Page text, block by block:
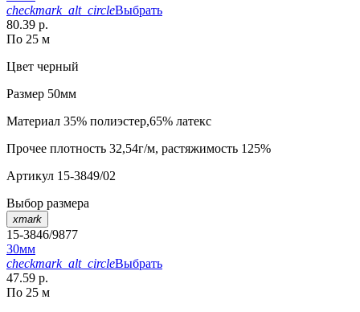
checkmark_alt_circleВыбрать
80.39 р.
По 25 м
Цвет черный
Размер 50мм
Материал 35% полиэстер,65% латекс
Прочее плотность 32,54г/м, растяжимость 125%
Артикул 15-3849/02
Выбор размера
xmark
15-3846/9877
30мм
checkmark_alt_circleВыбрать
47.59 р.
По 25 м